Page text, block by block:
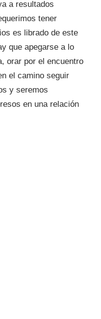
a resultados
tener
es librado de este
que apegarse a lo
orar por el encuentro
el camino seguir
y seremos
en una relación